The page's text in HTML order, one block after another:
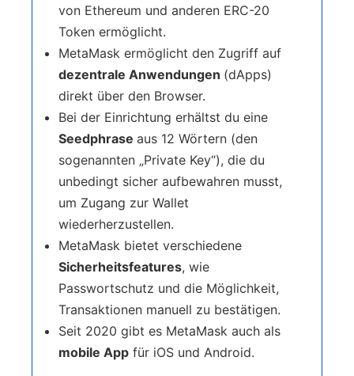
von Ethereum und anderen ERC-20
Token ermöglicht.
MetaMask ermöglicht den Zugriff auf
dezentrale Anwendungen (dApps)
direkt über den Browser.
Bei der Einrichtung erhältst du eine
Seedphrase aus 12 Wörtern (den
sogenannten „Private Key“), die du
unbedingt sicher aufbewahren musst,
um Zugang zur Wallet
wiederherzustellen.
MetaMask bietet verschiedene
Sicherheitsfeatures, wie
Passwortschutz und die Möglichkeit,
Transaktionen manuell zu bestätigen.
Seit 2020 gibt es MetaMask auch als
mobile App für iOS und Android.